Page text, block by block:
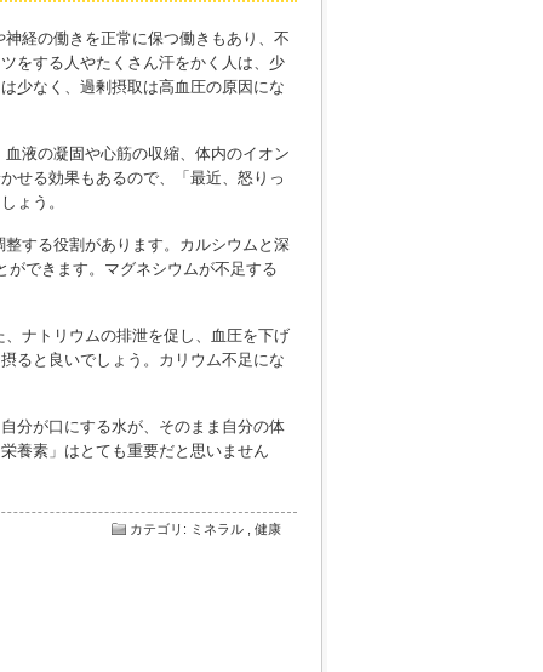
経の働きを正常に保つ働きもあり、不
をする人やたくさん汗をかく人は、少
少なく、過剰摂取は高血圧の原因にな
液の凝固や心筋の収縮、体内のイオン
せる効果もあるので、「最近、怒りっ
ょう。
する役割があります。カルシウムと深
できます。マグネシウムが不足する
ナトリウムの排泄を促し、血圧を下げ
ると良いでしょう。カリウム不足にな
分が口にする水が、そのまま自分の体
養素」はとても重要だと思いません
カテゴリ : ミネラル 健康